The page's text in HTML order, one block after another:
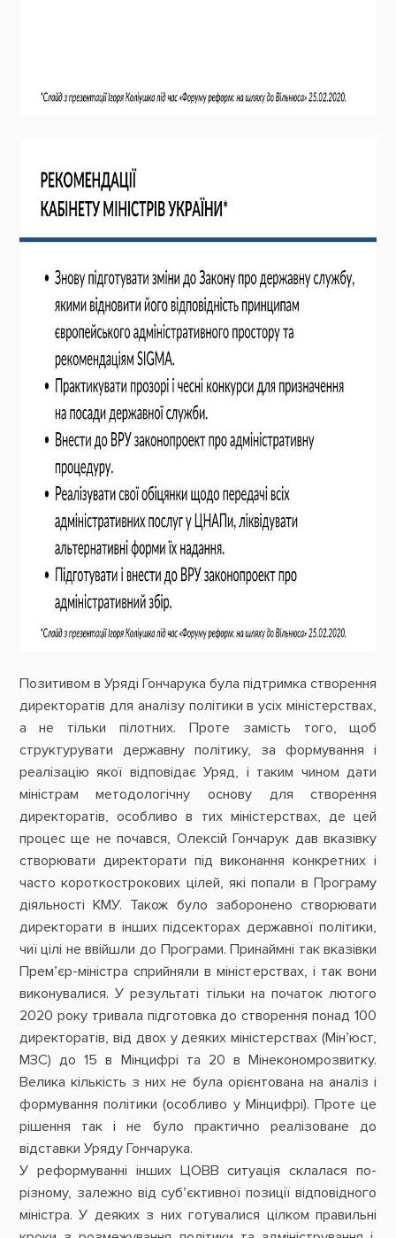
Позитивом в Уряді Гончарука була підтримка створення
директоратів для аналізу політики в усіх міністерствах,
а не тільки пілотних. Проте замість того, щоб
структурувати державну політику, за формування і
реалізацію якої відповідає Уряд, і таким чином дати
міністрам методологічну основу для створення
директоратів, особливо в тих міністерствах, де цей
процес ще не почався, Олексій Гончарук дав вказівку
створювати директорати під виконання конкретних і
часто короткострокових цілей, які попали в Програму
діяльності КМУ. Також було заборонено створювати
директорати в інших підсекторах державної політики,
чиї цілі не ввійшли до Програми. Принаймні так вказівки
Прем’єр-міністра сприйняли в міністерствах, і так вони
виконувалися. У результаті тільки на початок лютого
2020 року тривала підготовка до створення понад 100
директоратів, від двох у деяких міністерствах (Мін’юст,
МЗС) до 15 в Мінцифрі та 20 в Мінекономрозвитку.
Велика кількість з них не була орієнтована на аналіз і
формування політики (особливо у Мінцифрі). Проте це
рішення так і не було практично реалізоване до
відставки Уряду Гончарука.
У реформуванні інших ЦОВВ ситуація склалася по-
різному, залежно від суб’єктивної позиції відповідного
міністра. У деяких з них готувалися цілком правильні